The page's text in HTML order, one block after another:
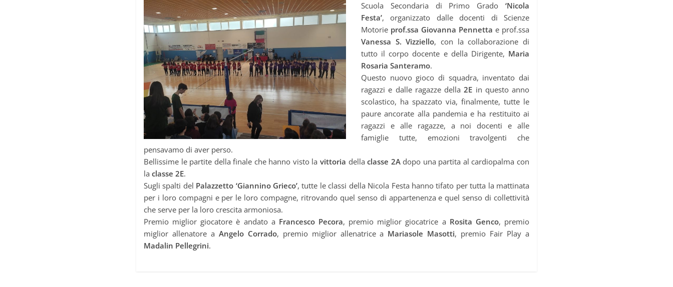
Scuola Secondaria di Primo Grado ‘Nicola
Festa’, organizzato dalle docenti di Scienze
Motorie prof.ssa Giovanna Pennetta e prof.ssa
Vanessa S. Vizziello, con la collaborazione di
tutto il corpo docente e della Dirigente, Maria
Rosaria Santeramo.
Questo nuovo gioco di squadra, inventato dai
ragazzi e dalle ragazze della 2E in questo anno
scolastico, ha spazzato via, finalmente, tutte le
paure ancorate alla pandemia e ha restituito ai
ragazzi e alle ragazze, a noi docenti e alle
famiglie tutte, emozioni travolgenti che
pensavamo di aver perso.
Bellissime le partite della finale che hanno visto la vittoria dellaclasse 2Adopo una partita al cardiopalma con
la classe 2E.
Sugli spalti del Palazzetto ‘Giannino Grieco’, tutte le classi della Nicola Festa hanno tifato per tutta la mattinata
per i loro compagni e per le loro compagne, ritrovando quel senso di appartenenza e quel senso di collettività
che serve per la loro crescita armoniosa.
Premio miglior giocatore è andato a Francesco Pecora, premio miglior giocatrice a Rosita Genco, premio
miglior allenatore a Angelo Corrado, premio miglior allenatrice a Mariasole Masotti, premio Fair Play a
Madalin Pellegrini.